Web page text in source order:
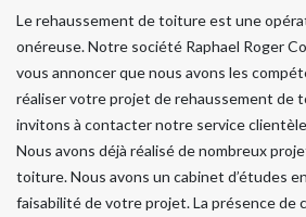
Le rehaussement de toiture est une
onéreuse. Notre société Raphael Roger
vous annoncer que nous avons les
réaliser votre projet de rehaussement de
invitons à contacter notre service
Nous avons déjà réalisé de nombreux
toiture. Nous avons un cabinet d’études
faisabilité de votre projet. La présence de